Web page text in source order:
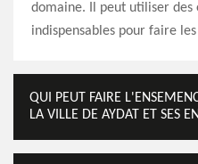
domaine. Il peut utiliser des
indispensables pour faire
QUI PEUT FAIRE
LA VILLE DE AYDAT ET SES